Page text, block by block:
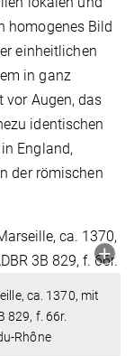
homogenes Bild
einheitlichen
in ganz
vor Augen, das
identischen
England,
der römischen
ca. 1370, mit
829, f. 66r.
Rhône